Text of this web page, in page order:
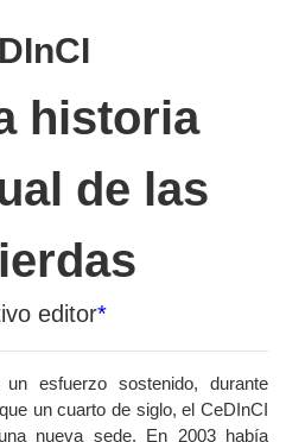
historia
de las
editor*
esfuerzo sostenido, durante
un cuarto de siglo, el CeDInCI
nueva sede. En 2003 había